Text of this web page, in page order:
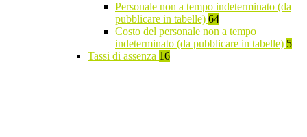
Personale non a tempo indeterminato (da
pubblicare in tabelle) 64
Costo del personale non a tempo
indeterminato (da pubblicare in tabelle) 5
Tassi di assenza 16